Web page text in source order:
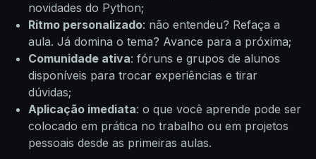
novidades do Python;
Ritmo personalizado: não entendeu? Refaça a
aula. Já domina o tema? Avance para a próxima;
Comunidade ativa: fóruns e grupos de alunos
disponíveis para trocar experiências e tirar
dúvidas;
Aplicação imediata: o que você aprende pode ser
colocado em prática no trabalho ou em projetos
pessoais desde as primeiras aulas.